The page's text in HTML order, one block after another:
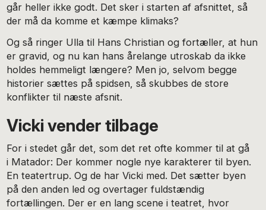
går heller ikke godt. Det sker i starten af afsnittet, så
der må da komme et kæmpe klimaks?
Og så ringer Ulla til Hans Christian og fortæller, at hun
er gravid, og nu kan hans årelange utroskab da ikke
holdes hemmeligt længere? Men jo, selvom begge
historier sættes på spidsen, så skubbes de store
konflikter til næste afsnit.
Vicki vender tilbage
For i stedet går det, som det ret ofte kommer til at gå
i Matador: Der kommer nogle nye karakterer til byen.
En teatertrup. Og de har Vicki med. Det sætter byen
på den anden led og overtager fuldstændig
fortællingen. Der er en lang scene i teatret, hvor